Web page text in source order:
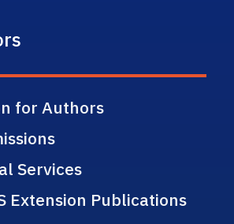
for Authors
Services
Extension Publications